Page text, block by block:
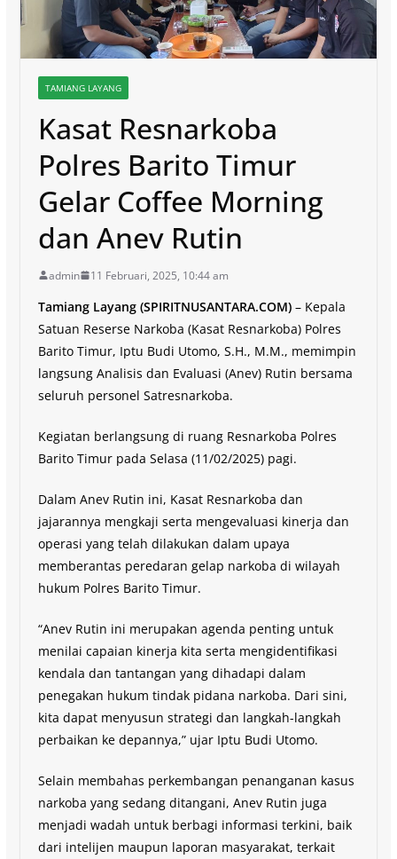
TAMIANG LAYANG
Kasat Resnarkoba
Polres Barito Timur
Gelar Coffee Morning
dan Anev Rutin
admin 11 Februari, 2025, 10:44 am
Tamiang Layang (SPIRITNUSANTARA.COM)– Kepala
Satuan Reserse Narkoba (Kasat Resnarkoba) Polres
Barito Timur, Iptu Budi Utomo, S.H., M.M., memimpin
langsung Analisis dan Evaluasi (Anev) Rutin bersama
seluruh personel Satresnarkoba.
Kegiatan berlangsung di ruang Resnarkoba Polres
Barito Timur pada Selasa (11/02/2025) pagi.
Dalam Anev Rutin ini, Kasat Resnarkoba dan
jajarannya mengkaji serta mengevaluasi kinerja dan
operasi yang telah dilakukan dalam upaya
memberantas peredaran gelap narkoba di wilayah
hukum Polres Barito Timur.
“Anev Rutin ini merupakan agenda penting untuk
menilai capaian kinerja kita serta mengidentifikasi
kendala dan tantangan yang dihadapi dalam
penegakan hukum tindak pidana narkoba. Dari sini,
kita dapat menyusun strategi dan langkah-langkah
perbaikan ke depannya,” ujar Iptu Budi Utomo.
Selain membahas perkembangan penanganan kasus
narkoba yang sedang ditangani, Anev Rutin juga
menjadi wadah untuk berbagi informasi terkini, baik
dari intelijen maupun laporan masyarakat, terkait